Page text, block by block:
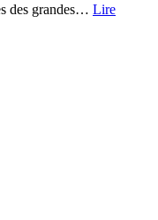
des grandes… Lire